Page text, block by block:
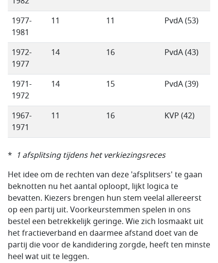
1977-
1981
11 11 PvdA (53)
1972-
1977
14 16 PvdA (43)
1971-
1972
14 15 PvdA (39)
1967-
1971
11 16 KVP (42)
* 1 afsplitsing tijdens het verkiezingsreces
Het idee om de rechten van deze 'afsplitsers' te gaan
beknotten nu het aantal oploopt, lijkt logica te
bevatten. Kiezers brengen hun stem veelal allereerst
op een partij uit. Voorkeurstemmen spelen in ons
bestel een betrekkelijk geringe. Wie zich losmaakt uit
het fractieverband en daarmee afstand doet van de
partij die voor de kandidering zorgde, heeft ten minste
heel wat uit te leggen.